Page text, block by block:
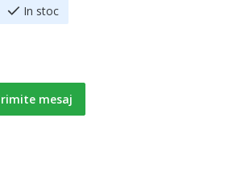
In stoc
mesaj